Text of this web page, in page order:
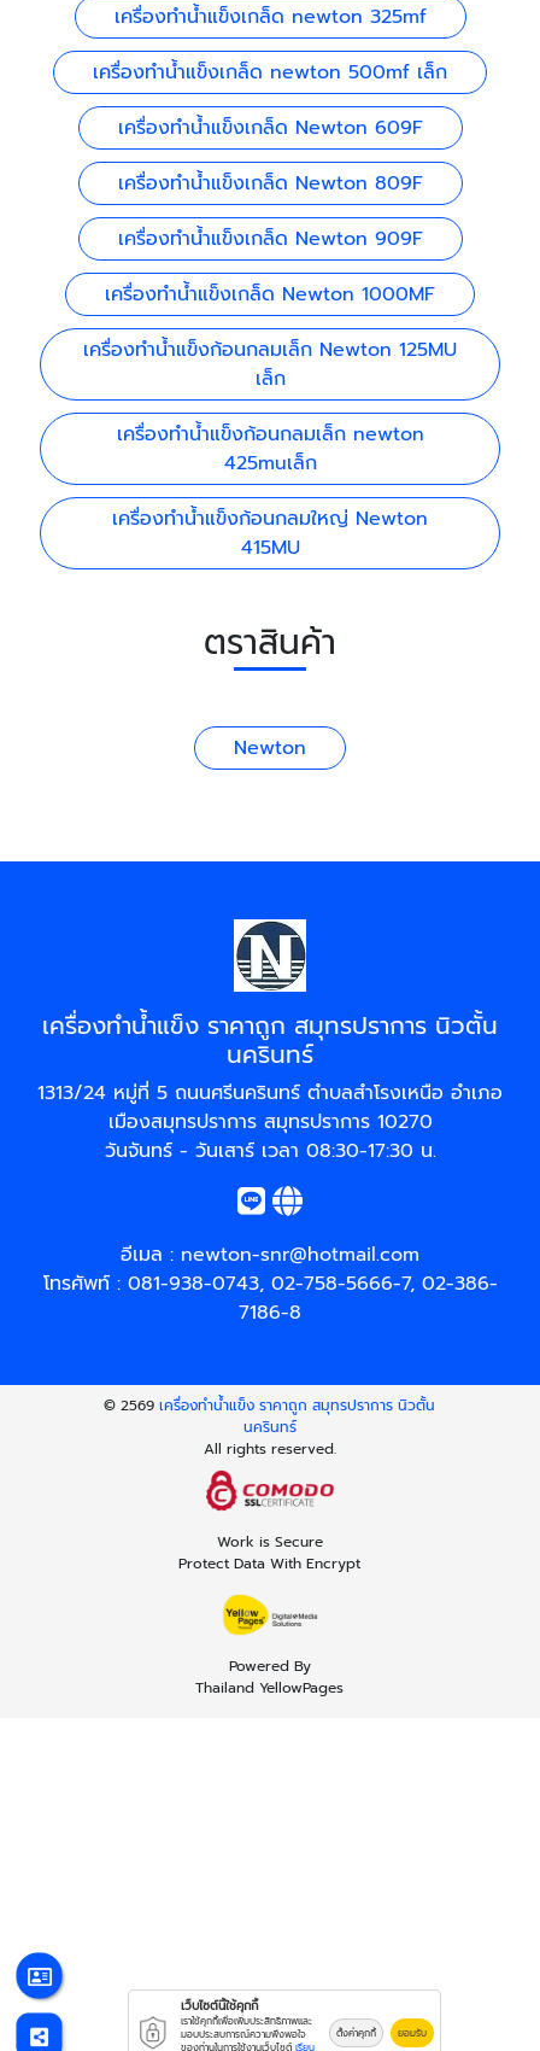
เครื่องทำน้ำแข็งเกล็ด newton 325mf
เครื่องทำน้ำแข็งเกล็ด newton 500mf เล็ก
เครื่องทำน้ำแข็งเกล็ด Newton 609F
เครื่องทำน้ำแข็งเกล็ด Newton 809F
เครื่องทำน้ำแข็งเกล็ด Newton 909F
เครื่องทำน้ำแข็งเกล็ด Newton 1000MF
เครื่องทำน้ำแข็งก้อนกลมเล็ก Newton 125MU
เล็ก
เครื่องทำน้ำแข็งก้อนกลมเล็ก newton
425muเล็ก
เครื่องทำน้ำแข็งก้อนกลมใหญ่ Newton
415MU
ตราสินค้า
Newton
เครื่องทำน้ำแข็ง ราคาถูก สมุทรปราการ นิวตั้น
นครินทร์
1313/24 หมู่ที่ 5 ถนนศรีนครินทร์ ตำบลสำโรงเหนือ อำเภอ
เมืองสมุทรปราการ สมุทรปราการ 10270
วันจันทร์ - วันเสาร์ เวลา 08:30-17:30 น.
อีเมล : newton-snr@hotmail.com
โทรศัพท์ : 081-938-0743, 02-758-5666-7, 02-386-
7186-8
© 2569เครื่องทำน้ำแข็ง ราคาถูก สมุทรปราการ นิวตั้น
นครินทร์
All rights reserved.
Work is Secure
Protect Data With Encrypt
Powered By
Thailand YellowPages
เว็บไซต์นี้ใช้คุกกี้
เราใช้คุกกี้เพื่อเพิ่มประสิทธิภาพและ
มอบประสบการณ์ความพึงพอใจ
ของท่านในการใช้งานเว็บไซต์ เรียน
ตั้งค่าคุกกี้ ยอมรับ